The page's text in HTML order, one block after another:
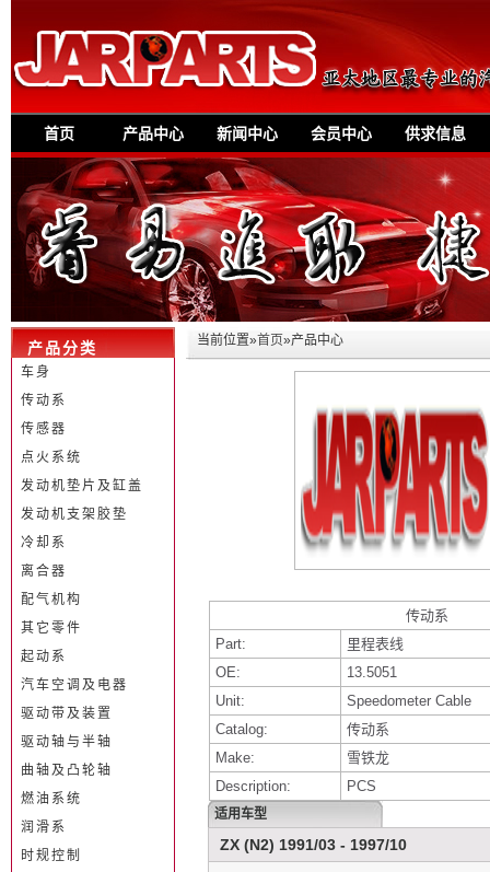
首页 产品中心 新闻中心 会员中心 供求信息
当前位置»首页»产品中心
传动系
Part:
里程表线
OE:
13.5051
Unit:
Speedometer Cable
Catalog:
传动系
Make:
雪铁龙
Description:
PCS
适用车型
ZX (N2) 1991/03 - 1997/10
产品分类
车身
传动系
传感器
点火系统
发动机垫片及缸盖
发动机支架胶垫
冷却系
离合器
配气机构
其它零件
起动系
汽车空调及电器
驱动带及装置
驱动轴与半轴
曲轴及凸轮轴
燃油系统
润滑系
时规控制